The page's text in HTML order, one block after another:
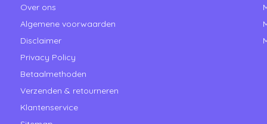
Over ons
Algemene voorwaarden
Disclaimer
Privacy Policy
Betaalmethoden
Verzenden & retourneren
Klantenservice